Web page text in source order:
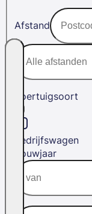
Afstand
Voertuigsoort
Bedrijfswagen
Bouwjaar